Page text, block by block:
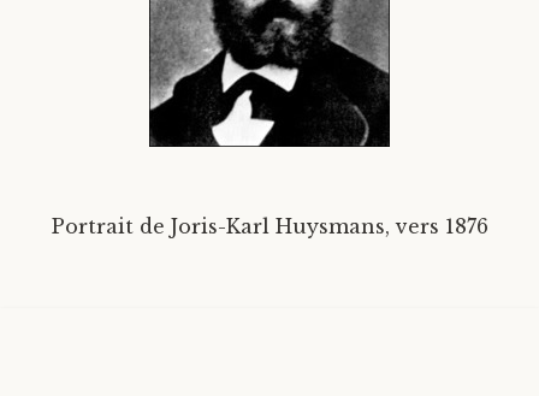
Langues étrangères
Portrait de Joris-Karl Huysmans, vers 1876